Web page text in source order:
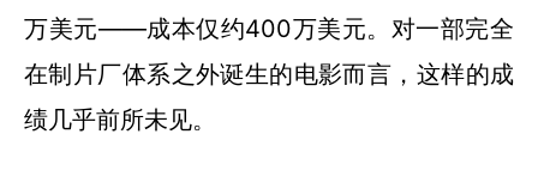
万美元——成本仅约400万美元。对一部完全
在制片厂体系之外诞生的电影而言，这样的成
绩几乎前所未见。